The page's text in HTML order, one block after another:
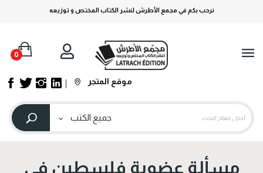
نرحب بكم في مجمع الأطرش لنشر الكتاب المختص و توزيعه
0
موقع المتجر
مسألة عضوية فلسطين في